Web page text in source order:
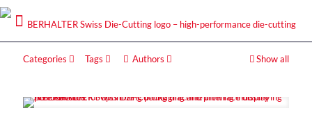
Categories Tags Authors Show all